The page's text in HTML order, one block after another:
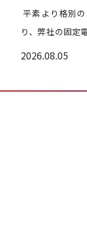
平素より格別
り、弊社の固定
2026.08.05